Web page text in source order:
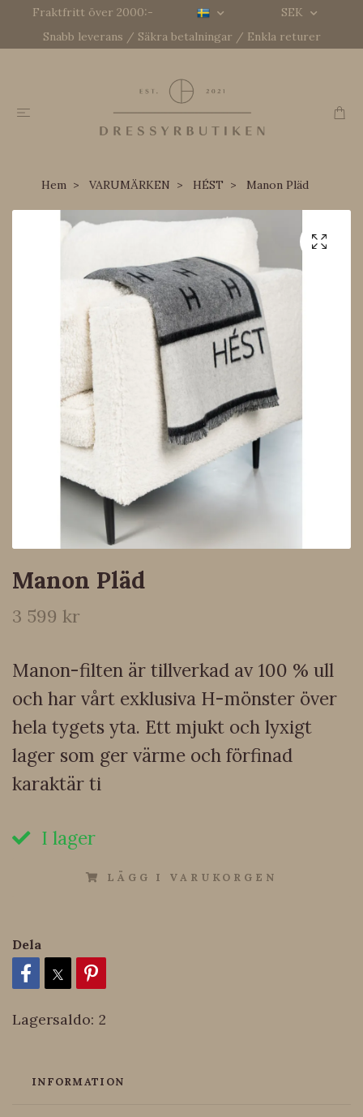
Fraktfritt över 2000:-
SEK
Snabb leverans / Säkra betalningar / Enkla returer
Hem VARUMÄRKEN HÉST Manon Pläd
Manon Pläd
3 599 kr
Manon-filten är tillverkad av 100 % ull
och har vårt exklusiva H-mönster över
hela tygets yta. Ett mjukt och lyxigt
lager som ger värme och förfinad
karaktär ti
I lager
LÄGG I VARUKORGEN
Dela
Lagersaldo: 2
INFORMATION